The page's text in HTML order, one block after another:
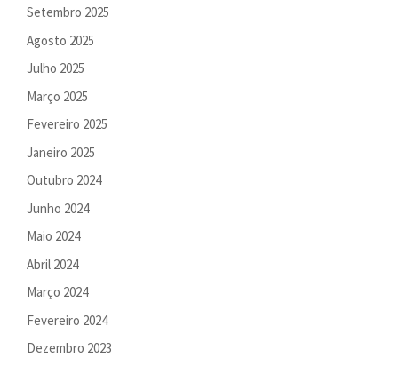
Setembro 2025
Agosto 2025
Julho 2025
Março 2025
Fevereiro 2025
Janeiro 2025
Outubro 2024
Junho 2024
Maio 2024
Abril 2024
Março 2024
Fevereiro 2024
Dezembro 2023